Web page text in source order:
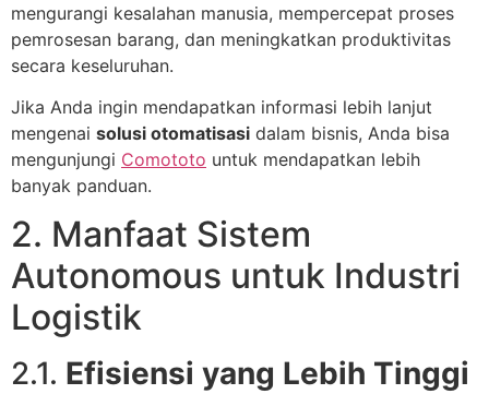
mengurangi kesalahan manusia, mempercepat proses
pemrosesan barang, dan meningkatkan produktivitas
secara keseluruhan.
Jika Anda ingin mendapatkan informasi lebih lanjut
mengenai solusi otomatisasi dalam bisnis, Anda bisa
mengunjungi Comototo untuk mendapatkan lebih
banyak panduan.
2. Manfaat Sistem
Autonomous untuk Industri
Logistik
2.1. Efisiensi yang Lebih Tinggi